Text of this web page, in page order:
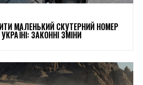
МАЛЕНЬКИЙ СКУТЕРНИЙ НОМЕР
ЗАКОННІ ЗМІНИ